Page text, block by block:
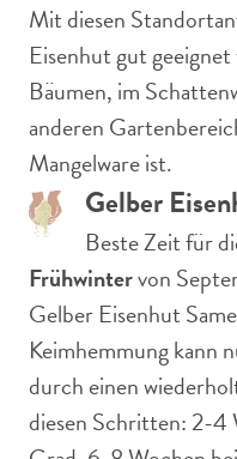
Mit diesen
Eisenhut gut
Bäumen, im
anderen
Mangelware ist.
Gelber
Beste Zeit für
Frühwintervon
Gelber Eisenhut
Keimhemmung kann
durch einen
diesen Schritten: 2-4